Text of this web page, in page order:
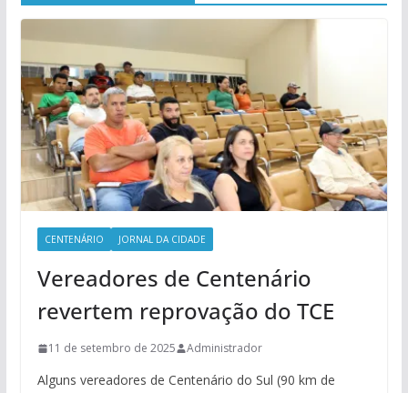
CENTENÁRIO JORNAL DA CIDADE
Vereadores de Centenário
revertem reprovação do TCE
11 de setembro de 2025 Administrador
Alguns vereadores de Centenário do Sul (90 km de